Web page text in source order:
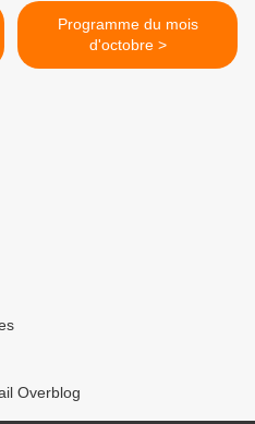
Programme du mois
d'octobre >
Overblog